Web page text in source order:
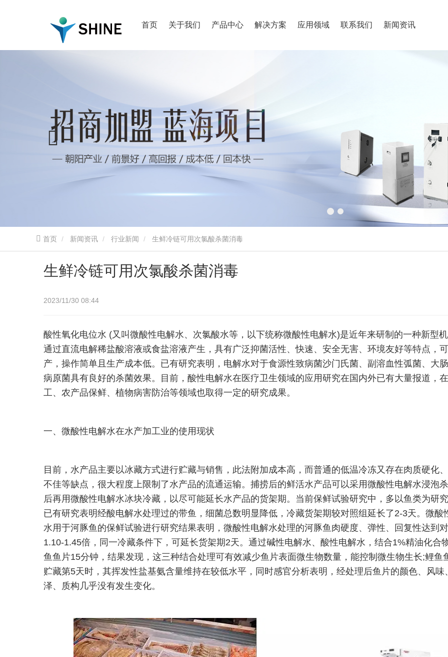
首页 关于我们 产品中心 解决方案 应用领域 联系我们 新闻资讯
首页 新闻资讯 行业新闻 生鲜冷链可用次氯酸杀菌消毒
生鲜冷链可用次氯酸杀菌消毒
2023/11/30 08:44
酸性氧化电位水 (又叫微酸性电解水、次氯酸水等，以下统称微酸性电解水)是近年来研制的一种新型机
通过直流电解稀盐酸溶液或食盐溶液产生，具有广泛抑菌活性、快速、安全无害、环境友好等特点，
产，操作简单且生产成本低。已有研究表明，电解水对于食源性致病菌沙门氏菌、副溶血性弧菌、大
病原菌具有良好的杀菌效果。目前，酸性电解水在医疗卫生领域的应用研究在国内外已有大量报道，
工、农产品保鲜、植物病害防治等领域也取得一定的研究成果。
一、微酸性电解水在水产加工业的使用现状
目前，水产品主要以冰藏方式进行贮藏与销售，此法附加成本高，而普通的低温冷冻又存在肉质硬化
不佳等缺点，很大程度上限制了水产品的流通运输。捕捞后的鲜活水产品可以采用微酸性电解水浸泡
后再用微酸性电解水冰块冷藏，以尽可能延长水产品的货架期。当前保鲜试验研究中，多以鱼类为研究
已有研究表明经酸电解水处理过的带鱼，细菌总数明显降低，冷藏货架期较对照组延长了2-3天。微酸
水用于河豚鱼的保鲜试验进行研究结果表明，微酸性电解水处理的河豚鱼肉硬度、弹性、回复性达到
1.10-1.45倍，同一冷藏条件下，可延长货架期2天。通过碱性电解水、酸性电解水，结合1%精油化合
鱼鱼片15分钟，结果发现，这三种结合处理可有效减少鱼片表面微生物数量，能控制微生物生长;鲤鱼
贮藏第5天时，其挥发性盐基氨含量维持在较低水平，同时感官分析表明，经处理后鱼片的颜色、风味
泽、质构几乎没有发生变化。